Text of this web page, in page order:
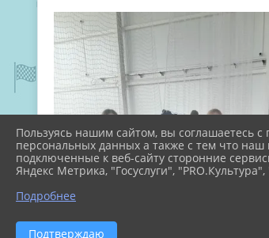
Пользуясь нашим сайтом, вы соглашаетесь с
персональных данных а также с тем что наш
подключенные к веб-сайту сторонние
Яндекс Метрика, "Госуслуги",
Подробнее
Подтверждаю